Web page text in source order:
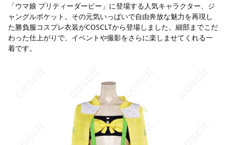
「ウマ娘 プリティーダービー」に登場する人気キャラクター、ジ
ャングルポケット。その元気いっぱいで自由奔放な魅力を再現し
た勝負服コスプレ衣装がCOSCLTから登場しました。細部までこだ
わった仕上がりで、イベントや撮影をさらに楽しませてくれる一
着です。